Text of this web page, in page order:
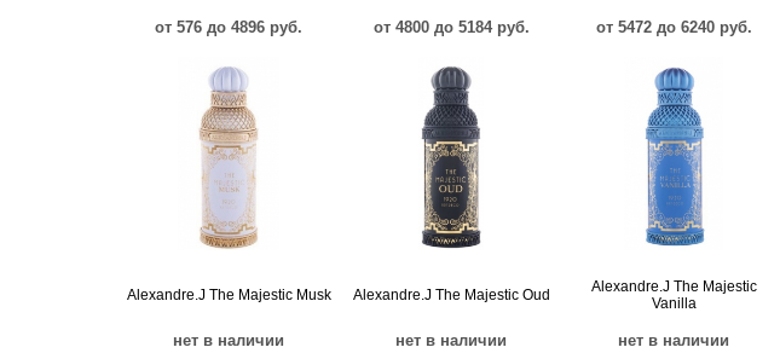
от 576 до 4896 руб. от 4800 до 5184 руб. от 5472 до 6240 руб.
Alexandre.J The Majestic Musk
нет в наличии
Alexandre.J The Majestic Oud
нет в наличии
Alexandre.J The Majestic
Vanilla
нет в наличии